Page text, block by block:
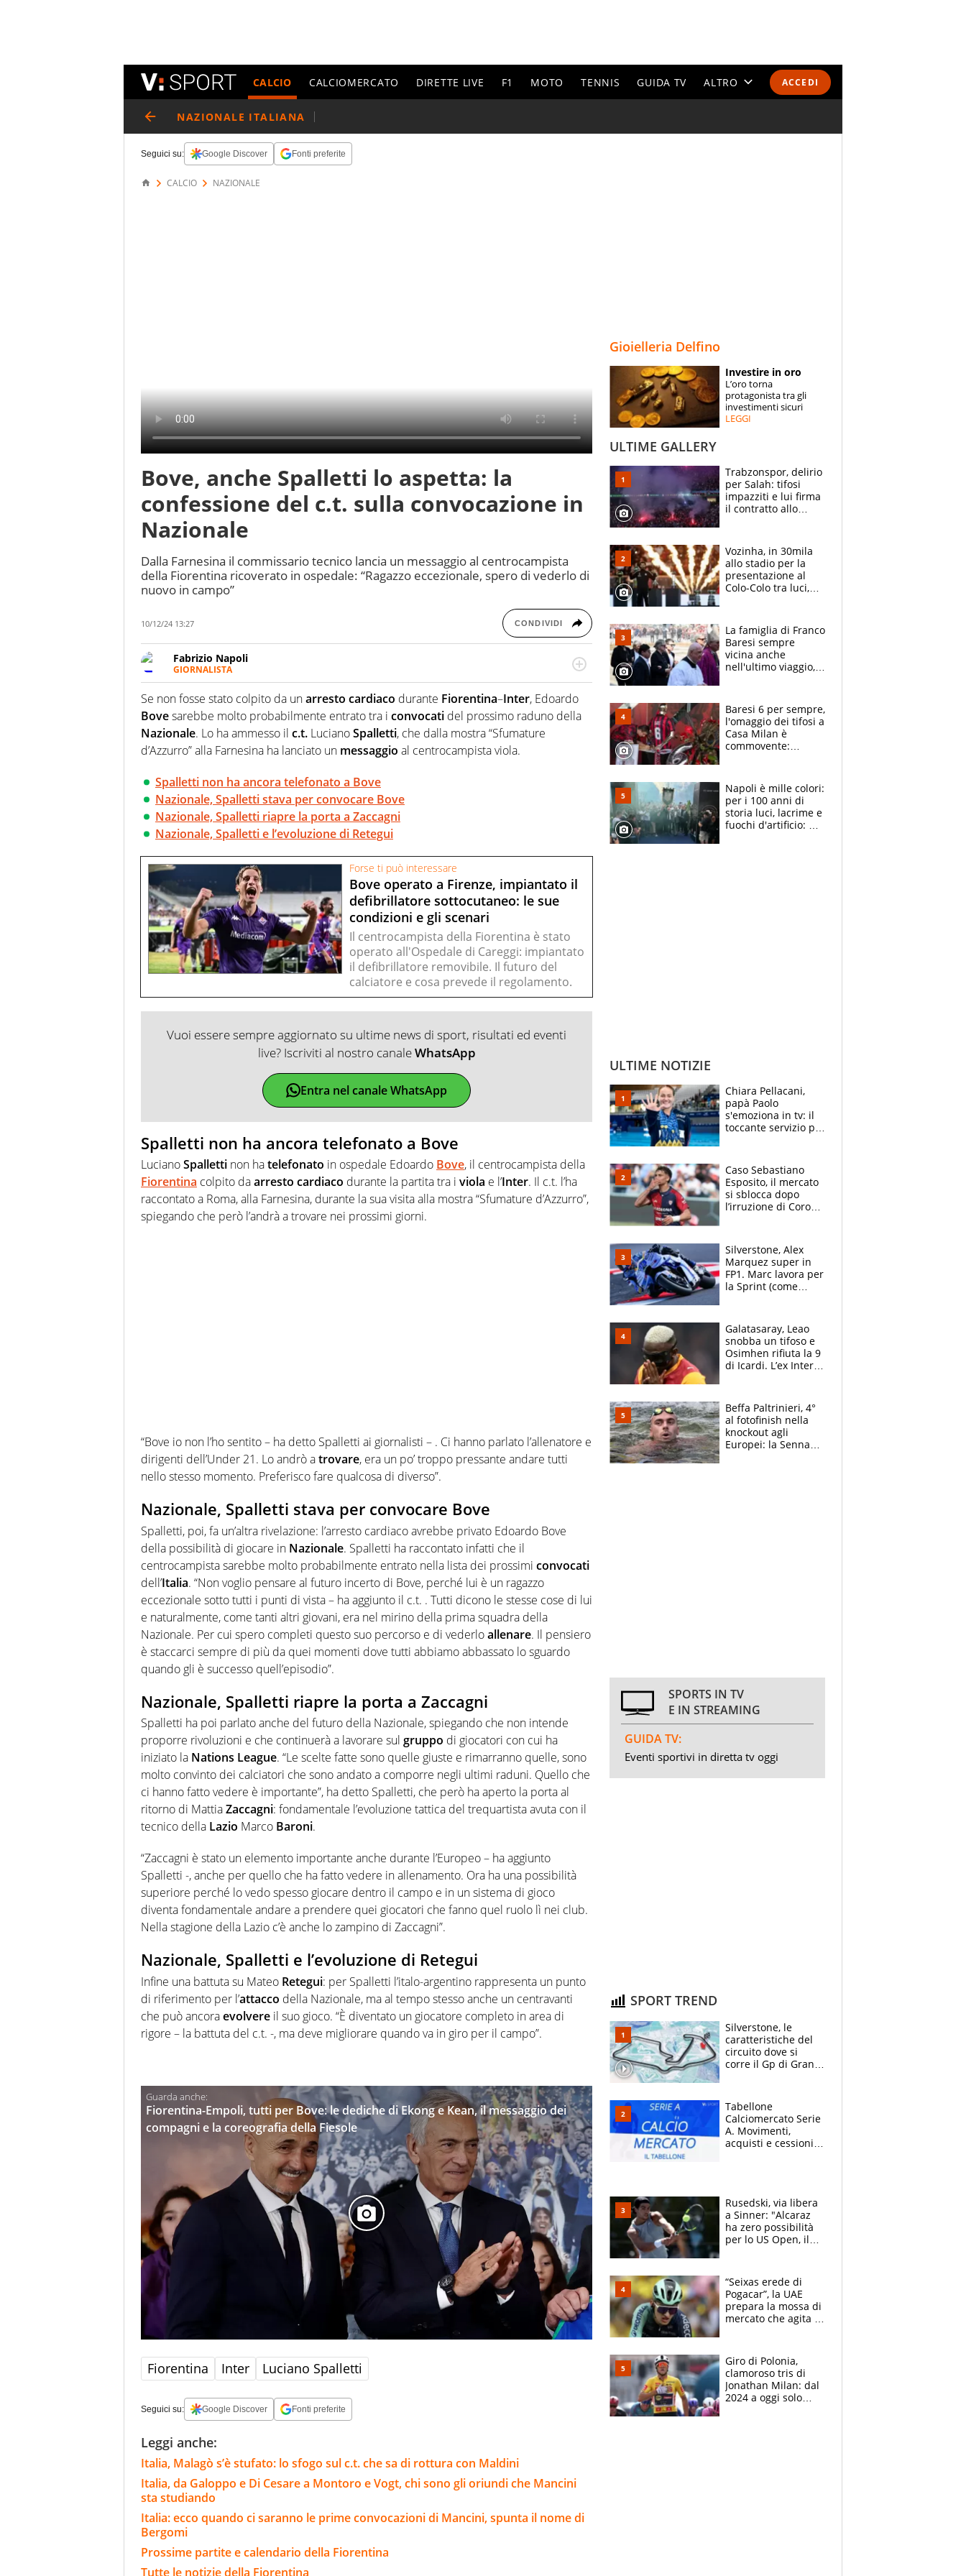
ACCEDI
CALCIO CALCIOMERCATO DIRETTE LIVE F1 MOTO TENNIS GUIDA TV ALTRO
ESPERTI
CONTATTI
NAZIONALE ITALIANA
Seguici su: Google Discover Fonti preferite
CALCIO NAZIONALE
Bove, anche Spalletti lo aspetta: la
confessione del c.t. sulla convocazione in
Nazionale
Dalla Farnesina il commissario tecnico lancia un messaggio al centrocampista
della Fiorentina ricoverato in ospedale: “Ragazzo eccezionale, spero di vederlo di
nuovo in campo”
10/12/24 13:27 CONDIVIDI
Fabrizio Napoli
GIORNALISTA
Giornalista professionista, per Virgilio Sport segue anche il calcio ma è con la
pallanuoto che esalta competenze e passioni. Cura la comunicazione di HaBaWaBa, il
più grande festival di waterpolo per bambini al mondo
Se non fosse stato colpito da unarresto cardiaco durante Fiorentina–Inter, Edoardo
Bovesarebbe molto probabilmente entrato tra i convocati del prossimo raduno della
Nazionale. Lo ha ammesso il c.t. LucianoSpalletti, che dalla mostra “Sfumature
d’Azzurro” alla Farnesina ha lanciato un messaggio al centrocampista viola.
Spalletti non ha ancora telefonato a Bove
Nazionale, Spalletti stava per convocare Bove
Nazionale, Spalletti riapre la porta a Zaccagni
Nazionale, Spalletti e l’evoluzione di Retegui
Forse ti può interessare
Bove operato a Firenze, impiantato il
defibrillatore sottocutaneo: le sue
condizioni e gli scenari
Il centrocampista della Fiorentina è stato
operato all'Ospedale di Careggi: impiantato
il defibrillatore removibile. Il futuro del
calciatore e cosa prevede il regolamento.
Vuoi essere sempre aggiornato su ultime news di sport, risultati ed eventi
live? Iscriviti al nostro canaleWhatsApp
Entra nel canale WhatsApp
Spalletti non ha ancora telefonato a Bove
LucianoSpalletti non hatelefonato in ospedale Edoardo Bove, il centrocampista della
Fiorentina colpito daarresto cardiaco durante la partita tra i viola e l’Inter. Il c.t. l’ha
raccontato a Roma, alla Farnesina, durante la sua visita alla mostra “Sfumature d’Azzurro”,
spiegando che però l’andrà a trovare nei prossimi giorni.
“Bove io non l’ho sentito – ha detto Spalletti ai giornalisti – . Ci hanno parlato l’allenatore e
dirigenti dell’Under 21. Lo andrò atrovare, era un po’ troppo pressante andare tutti
nello stesso momento. Preferisco fare qualcosa di diverso”.
Nazionale, Spalletti stava per convocare Bove
Spalletti, poi, fa un’altra rivelazione: l’arresto cardiaco avrebbe privato Edoardo Bove
della possibilità di giocare in Nazionale. Spalletti ha raccontato infatti che il
centrocampista sarebbe molto probabilmente entrato nella lista dei prossimi convocati
dell’Italia. “Non voglio pensare al futuro incerto di Bove, perché lui è un ragazzo
eccezionale sotto tutti i punti di vista – ha aggiunto il c.t. . Tutti dicono le stesse cose di lui
e naturalmente, come tanti altri giovani, era nel mirino della prima squadra della
Nazionale. Per cui spero completi questo suo percorso e di vederloallenare. Il pensiero
è staccarci sempre di più da quei momenti dove tutti abbiamo abbassato lo sguardo
quando gli è successo quell’episodio”.
Nazionale, Spalletti riapre la porta a Zaccagni
Spalletti ha poi parlato anche del futuro della Nazionale, spiegando che non intende
proporre rivoluzioni e che continuerà a lavorare sul gruppo di giocatori con cui ha
iniziato la Nations League. “Le scelte fatte sono quelle giuste e rimarranno quelle, sono
molto convinto dei calciatori che sono andato a comporre negli ultimi raduni. Quello che
ci hanno fatto vedere è importante”, ha detto Spalletti, che però ha aperto la porta al
ritorno di MattiaZaccagni: fondamentale l’evoluzione tattica del trequartista avuta con il
tecnico della Lazio Marco Baroni.
“Zaccagni è stato un elemento importante anche durante l’Europeo – ha aggiunto
Spalletti -, anche per quello che ha fatto vedere in allenamento. Ora ha una possibilità
superiore perché lo vedo spesso giocare dentro il campo e in un sistema di gioco
diventa fondamentale andare a prendere quei giocatori che fanno quel ruolo lì nei club.
Nella stagione della Lazio c’è anche lo zampino di Zaccagni”.
Nazionale, Spalletti e l’evoluzione di Retegui
Infine una battuta su Mateo Retegui: per Spalletti l’italo-argentino rappresenta un punto
di riferimento per l’attacco della Nazionale, ma al tempo stesso anche un centravanti
che può ancoraevolvere il suo gioco. “È diventato un giocatore completo in area di
rigore – la battuta del c.t. -, ma deve migliorare quando va in giro per il campo”.
Fiorentina-Empoli, tutti per Bove: le dediche di Ekong e Kean, il messaggio dei
compagni e la coreografia della Fiesole
Fiorentina Inter Luciano Spalletti
Seguici su: Google Discover Fonti preferite
Leggi anche:
Italia, Malagò s’è stufato: lo sfogo sul c.t. che sa di rottura con Maldini
Italia, da Galoppo e Di Cesare a Montoro e Vogt, chi sono gli oriundi che Mancini
sta studiando
Italia: ecco quando ci saranno le prime convocazioni di Mancini, spunta il nome di
Bergomi
Prossime partite e calendario della Fiorentina
Tutte le notizie della Fiorentina
Gioielleria Delfino
Investire in oro
L’oro torna
protagonista tra gli
investimenti sicuri
LEGGI
ULTIME GALLERY
Trabzonspor, delirio
per Salah: tifosi
impazziti e lui firma
il contratto allo
Vozinha, in 30mila
allo stadio per la
presentazione al
Colo-Colo tra luci,
La famiglia di Franco
Baresi sempre
vicina anche
nell'ultimo viaggio,
circondati
dall'affetto dei tifosi
Baresi 6 per sempre,
l'omaggio dei tifosi a
Casa Milan è
commovente:
bigliettini
Napoli è mille colori:
per i 100 anni di
storia luci, lacrime e
fuochi d'artificio: De
ULTIME NOTIZIE
Chiara Pellacani,
papà Paolo
s'emoziona in tv: il
toccante servizio per
Caso Sebastiano
Esposito, il mercato
si sblocca dopo
l’irruzione di Corona
due big
Silverstone, Alex
Marquez super in
FP1. Marc lavora per
la Sprint (come
Galatasaray, Leao
snobba un tifoso e
Osimhen rifiuta la 9
di Icardi. L’ex Inter
Beffa Paltrinieri, 4°
al fotofinish nella
knockout agli
Europei: la Senna
SPORTS IN TV
E IN STREAMING
GUIDA TV:
Eventi sportivi in diretta tv oggi
SPORT TREND
Silverstone, le
caratteristiche del
circuito dove si
corre il Gp di Gran
Tabellone
Calciomercato Serie
A. Movimenti,
acquisti e cessioni:
Rusedski, via libera
a Sinner: "Alcaraz
ha zero possibilità
per lo US Open, il
“Seixas erede di
Pogacar”, la UAE
prepara la mossa di
mercato che agita la
a Burgos
Giro di Polonia,
clamoroso tris di
Jonathan Milan: dal
2024 a oggi solo